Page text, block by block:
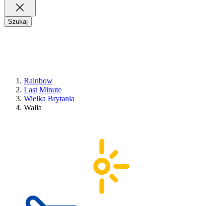
Szukaj
Rainbow
Last Minute
Wielka Brytania
Walia